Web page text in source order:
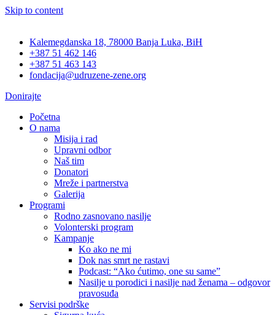
Skip to content
Kalemegdanska 18, 78000 Banja Luka, BiH
+387 51 462 146
+387 51 463 143
fondacija@udruzene-zene.org
Donirajte
Početna
O nama
Misija i rad
Upravni odbor
Naš tim
Donatori
Mreže i partnerstva
Galerija
Programi
Rodno zasnovano nasilje
Volonterski program
Kampanje
Ko ako ne mi
Dok nas smrt ne rastavi
Podcast: “Ako ćutimo, one su same”
Nasilje u porodici i nasilje nad ženama – odgovor
pravosuđa
Servisi podrške